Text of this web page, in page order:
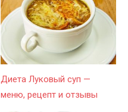
Диета Луковый суп —
меню, рецепт и отзывы